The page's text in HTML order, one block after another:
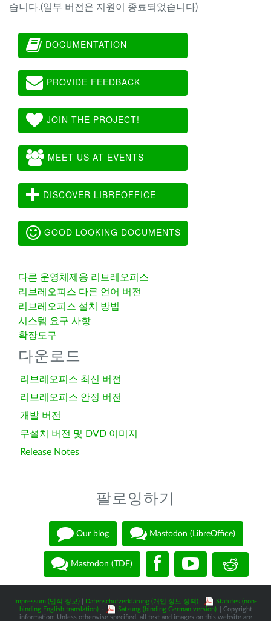
습니다.(일부 버전은 지원이 종료되었습니다)
DOCUMENTATION
PROVIDE FEEDBACK
JOIN THE PROJECT!
MEET US AT EVENTS
DISCOVER LIBREOFFICE
GOOD LOOKING DOCUMENTS
다른 운영체제용 리브레오피스
리브레오피스 다른 언어 버전
리브레오피스 설치 방법
시스템 요구 사항
확장도구
다운로드
리브레오피스 최신 버전
리브레오피스 안정 버전
개발 버전
무설치 버전 및 DVD 이미지
Release Notes
팔로잉하기
Our blog Mastodon (LibreOffice)
Mastodon (TDF)
Impressum (법적 정보) Datenschutzerklärung (개인 정보 정책)
Statutes (non-
binding English translation) - Satzung (binding German version)
| Copyright
information: Unless otherwise specified, all text and images on this website are